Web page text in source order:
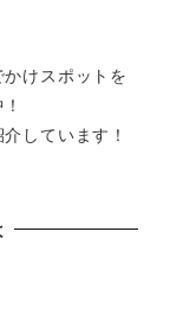
けスポットを
しています！